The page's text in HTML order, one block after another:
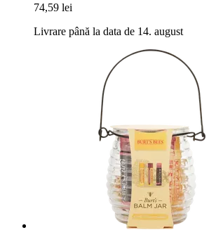
74,59 lei
Livrare până la data de 14. august